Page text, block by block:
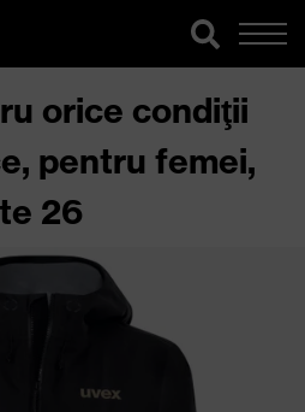
orice condiţii
pentru femei,
26